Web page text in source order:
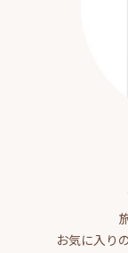
お気に入り